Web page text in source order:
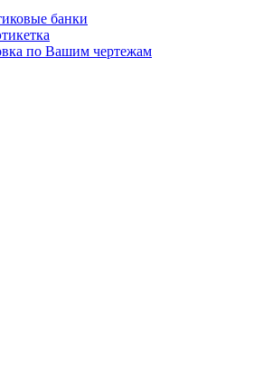
банки
по Вашим чертежам